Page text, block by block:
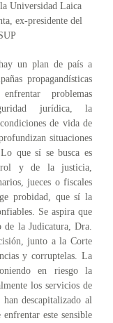
Universidad Laica
ex-presidente del
un plan de país a
propagandísticas
problemas
jurídica, la
de vida de
situaciones
que sí se busca es
y de la justicia,
jueces o fiscales
probidad, que sí la
Se aspira que
de la Judicatura, Dra.
junto a la Corte
y corruptelas. La
en riesgo la
los servicios de
descapitalizado al
este sensible